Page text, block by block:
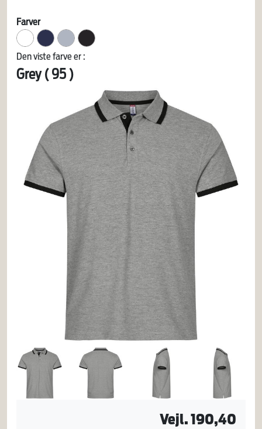
Farver
Den viste farve er :
Grey ( 95 )
Vejl. 190,40